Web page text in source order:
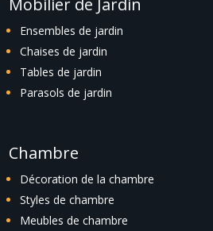
Ensembles de jardin
Chaises de jardin
Tables de jardin
Parasols de jardin
Chambre
Décoration de la chambre
Styles de chambre
Meubles de chambre